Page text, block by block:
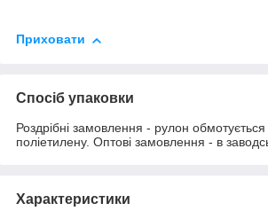
Приховати
Спосіб упаковки
Роздрібні замовлення - рулон
поліетилену. Оптові замовлення - в
Характеристики